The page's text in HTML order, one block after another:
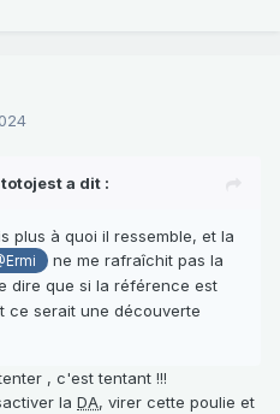
totojesta dit :
plus à quoi il ressemble, et la
ne me rafraîchit pas la
dire que si la référence est
ce serait une découverte
, c'est tentant !!!
la DA, virer cette poulie et